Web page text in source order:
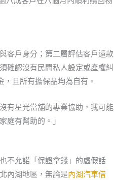
客戶身分；第二層評估客戶還款
確認沒有民間私人設定或產權糾
且所有擔保品均為自有。
有星光當舖的專業協助，我可能
庭有幫助的。」
不允諾「保證拿錢」的虛假話
內湖地區，無論是內湖汽車借